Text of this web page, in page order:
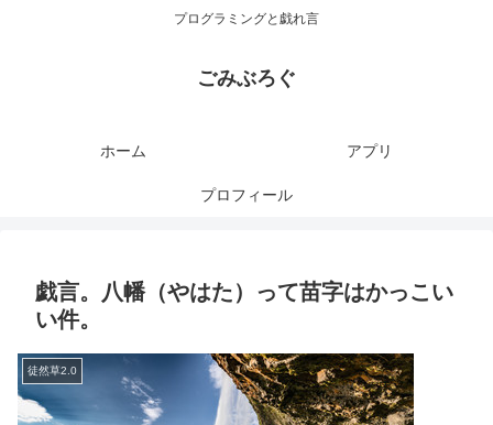
プログラミングと戯れ言
ごみぶろぐ
ホーム アプリ
プロフィール
戯言。八幡（やはた）って苗字はかっこい
い件。
徒然草2.0